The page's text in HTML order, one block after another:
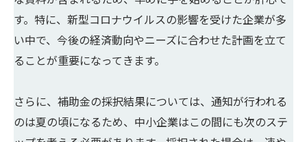
す。特に、新型コロナウイルスの影響を受けた企業が多
い中で、今後の経済動向やニーズに合わせた計画を立て
ることが重要になってきます。
さらに、補助金の採択結果については、通知が行われる
のは夏の頃になるため、中小企業はこの間にも次のステ